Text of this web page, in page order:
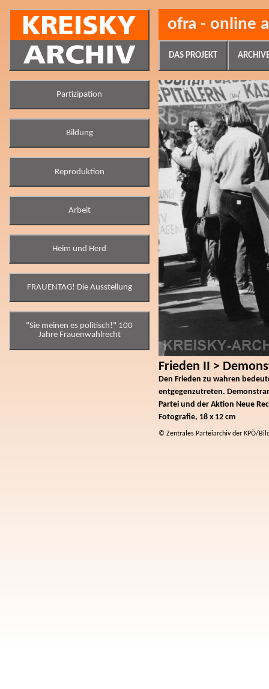
ofra - online
DAS PROJEKT
Partizipation
Bildung
Reproduktion
Arbeit
Heim und Herd
FRAUENTAG! Die Ausstellung
"Sie meinen es politisch!" 100
Jahre Frauenwahlrecht
Frieden II >
Den Frieden zu wahren
entgegenzutreten.
Partei und der Aktion Neue
Fotografie, 18 x 12 cm
© Zentrales Parteiarchiv der KPÖ/